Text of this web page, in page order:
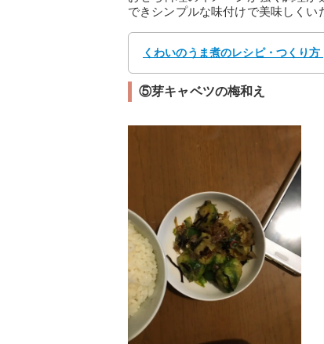
できシンプルな味付けで美味しくい
くわいのうま煮のレシピ・つくり
⑤芽キャベツの梅和え